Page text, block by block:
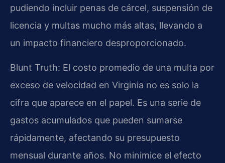
pudiendo incluir penas de cárcel, suspensión de
licencia y multas mucho más altas, llevando a
un impacto financiero desproporcionado.
Blunt Truth: El costo promedio de una multa por
exceso de velocidad en Virginia no es solo la
cifra que aparece en el papel. Es una serie de
gastos acumulados que pueden sumarse
rápidamente, afectando su presupuesto
mensual durante años. No minimice el efecto